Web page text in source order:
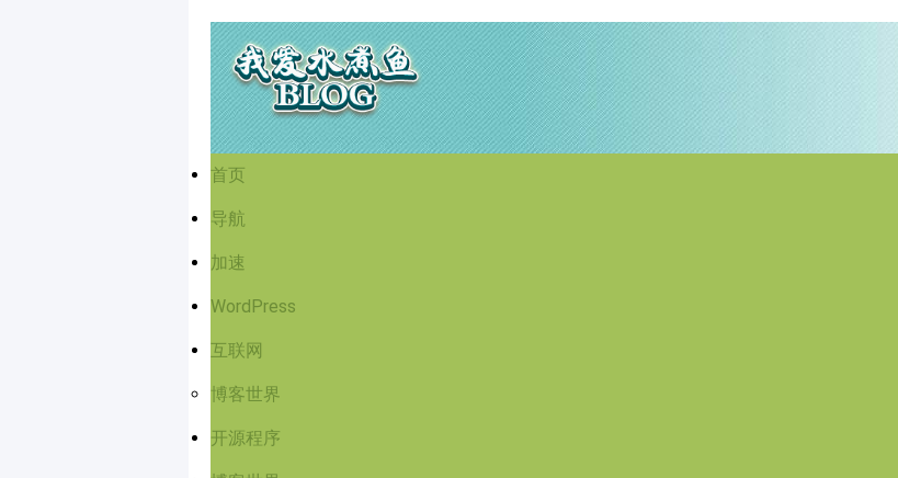
首页
导航
加速
WordPress
互联网
博客世界
开源程序